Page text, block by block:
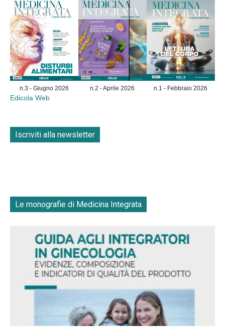
n.3 - Giugno 2026 n.2 - Aprile 2026 n.1 - Febbraio 2026
Edicola Web
Iscriviti alla newsletter
Le monografie di Medicina Integrata